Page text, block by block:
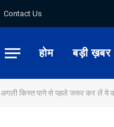
Contact Us
होम बड़ी ख़बर
अगली किस्त पाने से पहले जरूर कर लें ये